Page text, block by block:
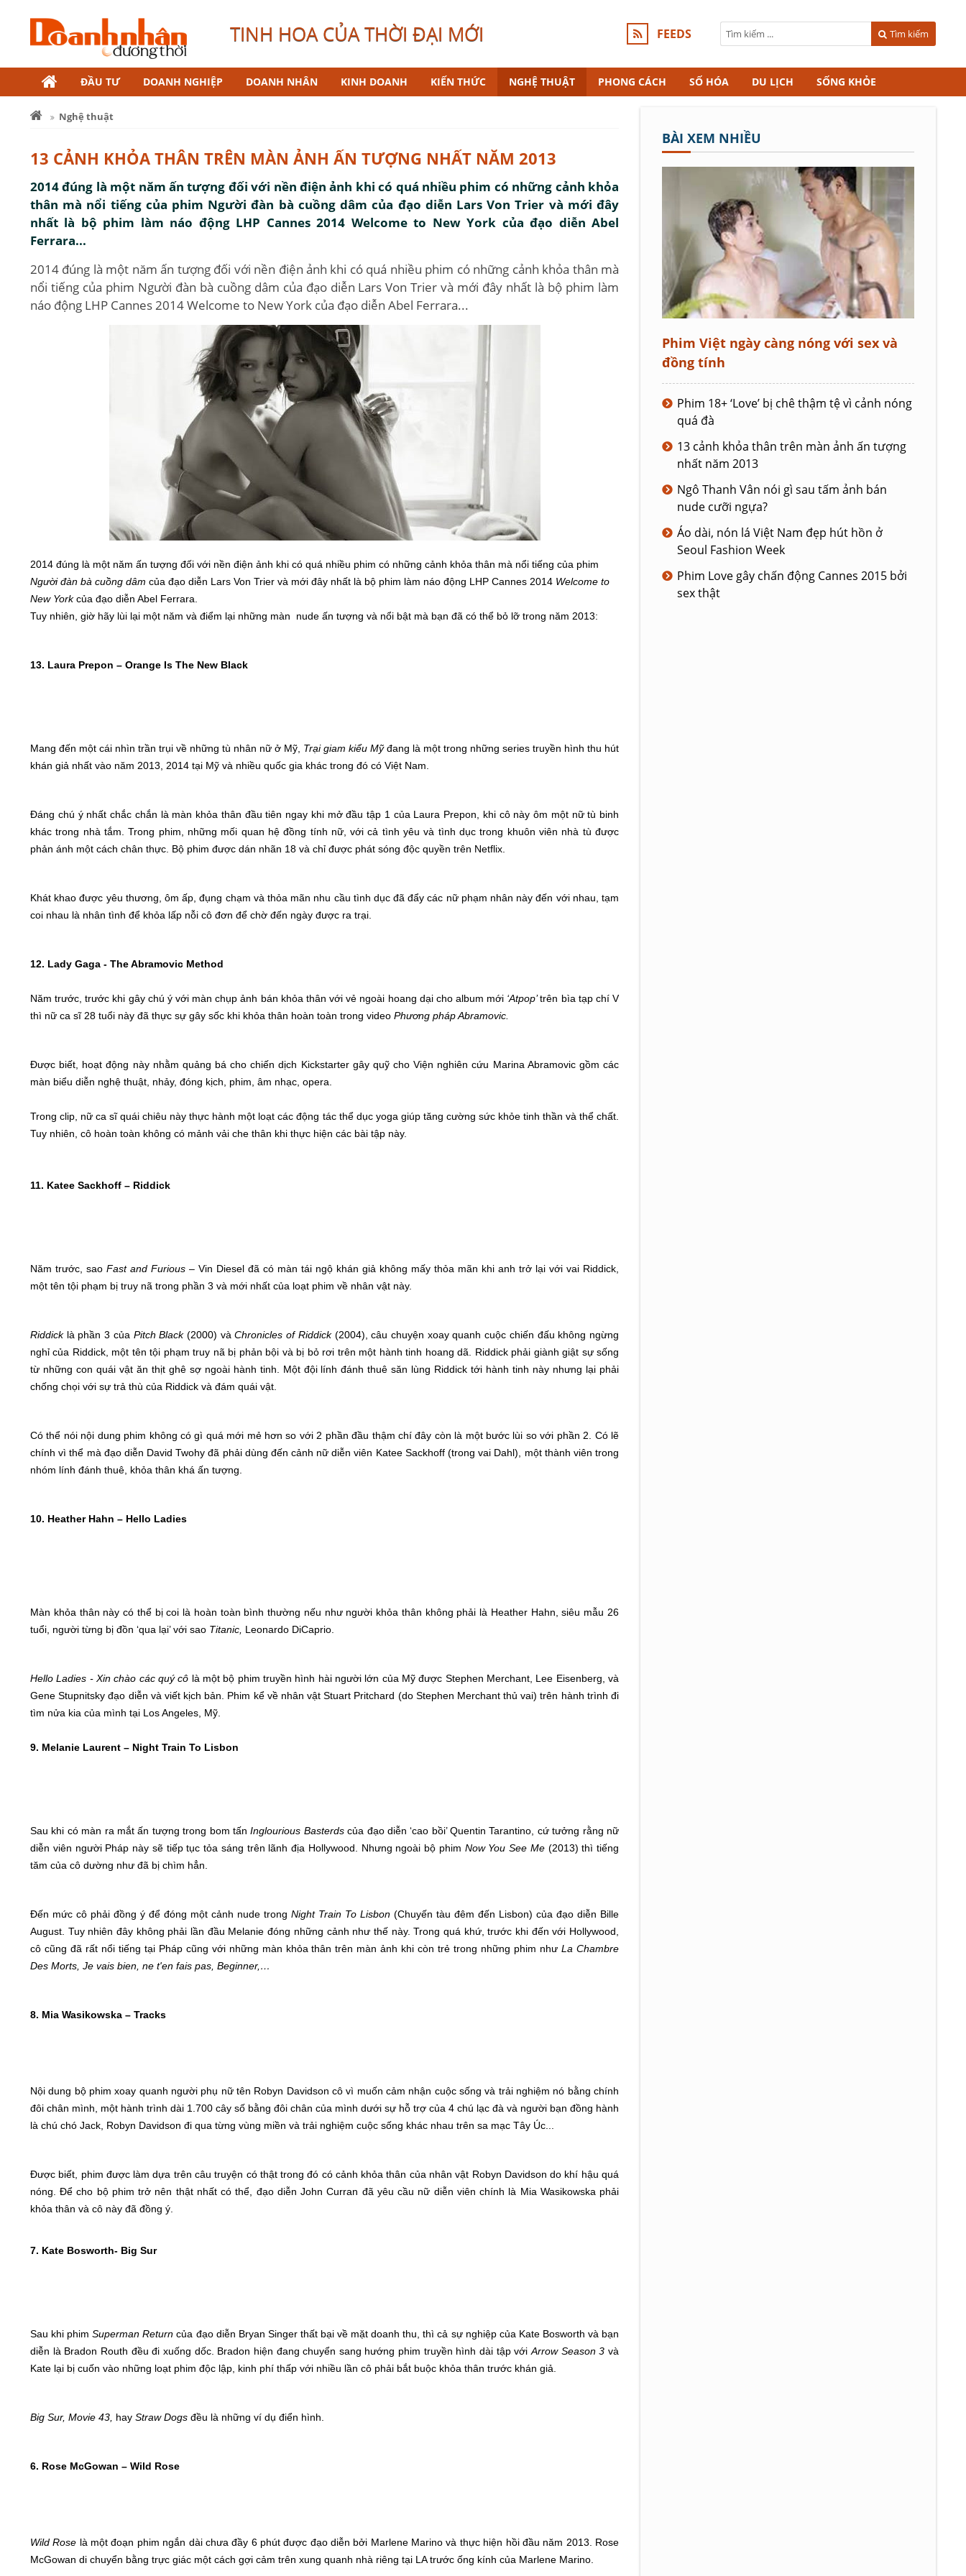
TINH HOA CỦA THỜI ĐẠI MỚI FEEDS Tìm kiếm
ĐẦU TƯ DOANH NGHIỆP DOANH NHÂN KINH DOANH KIẾN THỨC NGHỆ THUẬT PHONG CÁCH SỐ HÓA DU LỊCH SỐNG KHỎE
Nghệ thuật
13 CẢNH KHỎA THÂN TRÊN MÀN ẢNH ẤN TƯỢNG NHẤT NĂM 2013
2014 đúng là một năm ấn tượng đối với nền điện ảnh khi có quá nhiều phim có những cảnh khỏa
thân mà nổi tiếng của phim Người đàn bà cuồng dâm của đạo diễn Lars Von Trier và mới đây
nhất là bộ phim làm náo động LHP Cannes 2014 Welcome to New York của đạo diễn Abel
Ferrara...
2014 đúng là một năm ấn tượng đối với nền điện ảnh khi có quá nhiều phim có những cảnh khỏa thân mà
nổi tiếng của phim Người đàn bà cuồng dâm của đạo diễn Lars Von Trier và mới đây nhất là bộ phim làm
náo động LHP Cannes 2014 Welcome to New York của đạo diễn Abel Ferrara...
2014 đúng là một năm ấn tượng đối với nền điện ảnh khi có quá nhiều phim có những cảnh khỏa thân mà nổi tiếng của phim
Người đàn bà cuồng dâm của đạo diễn Lars Von Trier và mới đây nhất là bộ phim làm náo động LHP Cannes 2014 Welcome to
New Yorkcủa đạo diễn Abel Ferrara.
Tuy nhiên, giờ hãy lùi lại một năm và điểm lại những màn nude ấn tượng và nổi bật mà bạn đã có thể bỏ lỡ trong năm 2013:
13. Laura Prepon – Orange Is The New Black
Mang đến một cái nhìn trần trụi về những tù nhân nữ ở Mỹ, Trại giam kiểu Mỹđang là một trong những series truyền hình thu hút
khán giả nhất vào năm 2013, 2014 tại Mỹ và nhiều quốc gia khác trong đó có Việt Nam.
Đáng chú ý nhất chắc chắn là màn khỏa thân đầu tiên ngay khi mở đầu tập 1 của Laura Prepon, khi cô này ôm một nữ tù binh
khác trong nhà tắm. Trong phim, những mối quan hệ đồng tính nữ, với cả tình yêu và tình dục trong khuôn viên nhà tù được
phản ánh một cách chân thực. Bộ phim được dán nhãn 18 và chỉ được phát sóng độc quyền trên Netflix.
Khát khao được yêu thương, ôm ấp, đụng chạm và thỏa mãn nhu cầu tình dục đã đẩy các nữ phạm nhân này đến với nhau, tạm
coi nhau là nhân tình để khỏa lấp nỗi cô đơn để chờ đến ngày được ra trại.
12. Lady Gaga - The Abramovic Method
Năm trước, trước khi gây chú ý với màn chụp ảnh bán khỏa thân với vẻ ngoài hoang dại cho album mới ‘Atpop’trên bìa tạp chí V
thì nữ ca sĩ 28 tuổi này đã thực sự gây sốc khi khỏa thân hoàn toàn trong video Phương pháp Abramovic.
Được biết, hoạt động này nhằm quảng bá cho chiến dịch Kickstarter gây quỹ cho Viện nghiên cứu Marina Abramovic gồm các
màn biểu diễn nghệ thuật, nhảy, đóng kịch, phim, âm nhạc, opera.
Trong clip, nữ ca sĩ quái chiêu này thực hành một loạt các động tác thể dục yoga giúp tăng cường sức khỏe tinh thần và thể chất.
Tuy nhiên, cô hoàn toàn không có mảnh vải che thân khi thực hiện các bài tập này.
11. Katee Sackhoff – Riddick
Năm trước, sao Fast and Furious – Vin Diesel đã có màn tái ngộ khán giả không mấy thỏa mãn khi anh trở lại với vai Riddick,
một tên tội phạm bị truy nã trong phần 3 và mới nhất của loạt phim về nhân vật này.
Riddicklà phần 3 của Pitch Black(2000) vàChronicles of Riddick(2004), câu chuyện xoay quanh cuộc chiến đấu không ngừng
nghỉ của Riddick, một tên tội phạm truy nã bị phản bội và bị bỏ rơi trên một hành tinh hoang dã. Riddick phải giành giật sự sống
từ những con quái vật ăn thịt ghê sợ ngoài hành tinh. Một đội lính đánh thuê săn lùng Riddick tới hành tinh này nhưng lại phải
chống chọi với sự trả thù của Riddick và đám quái vật.
Có thể nói nội dung phim không có gì quá mới mẻ hơn so với 2 phần đầu thậm chí đây còn là một bước lùi so với phần 2. Có lẽ
chính vì thể mà đạo diễn David Twohy đã phải dùng đến cảnh nữ diễn viên Katee Sackhoff (trong vai Dahl), một thành viên trong
nhóm lính đánh thuê, khỏa thân khá ấn tượng.
10. Heather Hahn – Hello Ladies
Màn khỏa thân này có thể bị coi là hoàn toàn bình thường nếu như người khỏa thân không phải là Heather Hahn, siêu mẫu 26
tuổi, người từng bị đồn ‘qua lại’ với sao Titanic, Leonardo DiCaprio.
Hello Ladies - Xin chào các quý cô là một bộ phim truyền hình hài người lớn của Mỹ được Stephen Merchant, Lee Eisenberg, và
Gene Stupnitsky đạo diễn và viết kịch bản. Phim kể về nhân vật Stuart Pritchard (do Stephen Merchant thủ vai) trên hành trình đi
tìm nửa kia của mình tại Los Angeles, Mỹ.
9. Melanie Laurent – Night Train To Lisbon
Sau khi có màn ra mắt ấn tượng trong bom tấnInglourious Basterdscủa đạo diễn ‘cao bồi’ Quentin Tarantino, cứ tưởng rằng nữ
diễn viên người Pháp này sẽ tiếp tục tỏa sáng trên lãnh địa Hollywood. Nhưng ngoài bộ phim Now You See Me(2013) thì tiếng
tăm của cô dường như đã bị chìm hẳn.
Đến mức cô phải đồng ý để đóng một cảnh nude trong Night Train To Lisbon (Chuyến tàu đêm đến Lisbon) của đạo diễn Bille
August. Tuy nhiên đây không phải lần đầu Melanie đóng những cảnh như thế này. Trong quá khứ, trước khi đến với Hollywood,
cô cũng đã rất nổi tiếng tại Pháp cũng với những màn khỏa thân trên màn ảnh khi còn trẻ trong những phim nhưLa Chambre
Des Morts, Je vais bien, ne t'en fais pas, Beginner,…
8. Mia Wasikowska – Tracks
Nội dung bộ phim xoay quanh người phụ nữ tên Robyn Davidson cô vì muốn cảm nhận cuộc sống và trải nghiệm nó bằng chính
đôi chân mình, một hành trình dài 1.700 cây số bằng đôi chân của mình dưới sự hỗ trợ của 4 chú lạc đà và người bạn đồng hành
là chú chó Jack, Robyn Davidson đi qua từng vùng miền và trải nghiệm cuộc sống khác nhau trên sa mạc Tây Úc...
Được biết, phim được làm dựa trên câu truyện có thật trong đó có cảnh khỏa thân của nhân vật Robyn Davidson do khí hậu quá
nóng. Để cho bộ phim trở nên thật nhất có thể, đạo diễn John Curran đã yêu cầu nữ diễn viên chính là Mia Wasikowska phải
khỏa thân và cô này đã đồng ý.
7. Kate Bosworth- Big Sur
Sau khi phimSuperman Return của đạo diễn Bryan Singer thất bại về mặt doanh thu, thì cả sự nghiệp của Kate Bosworth và bạn
diễn là Bradon Routh đều đi xuống dốc. Bradon hiện đang chuyển sang hướng phim truyền hình dài tập vớiArrow Season 3và
Kate lại bị cuốn vào những loạt phim độc lập, kinh phí thấp với nhiều lần cô phải bắt buộc khỏa thân trước khán giả.
Big Sur, Movie 43, hay Straw Dogs đều là những ví dụ điển hình.
6. Rose McGowan – Wild Rose
Wild Rose là một đoạn phim ngắn dài chưa đầy 6 phút được đạo diễn bởi Marlene Marino và thực hiện hồi đầu năm 2013. Rose
McGowan di chuyển bằng trực giác một cách gợi cảm trên xung quanh nhà riêng tại LA trước ống kính của Marlene Marino.
BÀI XEM NHIỀU
Phim Việt ngày càng nóng với sex và
đồng tính
Phim 18+ ‘Love’ bị chê thậm tệ vì cảnh nóng
quá đà
13 cảnh khỏa thân trên màn ảnh ấn tượng
nhất năm 2013
Ngô Thanh Vân nói gì sau tấm ảnh bán
nude cưỡi ngựa?
Áo dài, nón lá Việt Nam đẹp hút hồn ở
Seoul Fashion Week
Phim Love gây chấn động Cannes 2015 bởi
sex thật